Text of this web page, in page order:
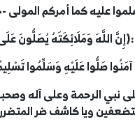
عليه كما أمركم
:(إِنَّ اللَّهَ وَمَلَائِكَتَهُ يُصَلُّونَ
آمَنُوا صَلُّوا عَلَيْهِ وَسَلِّمُوا
نبي الرحمة وعلى آله
ويا كاشف ضر